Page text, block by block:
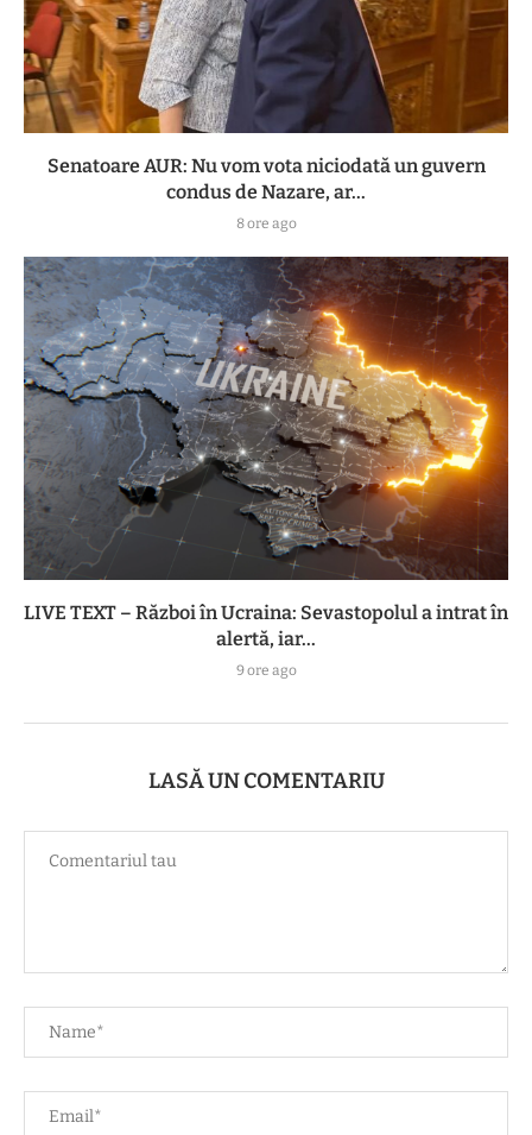
Senatoare AUR: Nu vom vota niciodată un guvern
condus de Nazare, ar...
8 ore ago
LIVE TEXT – Război în Ucraina: Sevastopolul a intrat în
alertă, iar...
9 ore ago
LASĂ UN COMENTARIU